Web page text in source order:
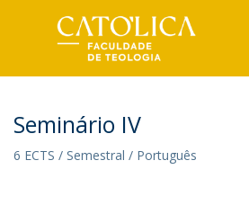
Seminário IV
6 ECTS / Semestral / Português